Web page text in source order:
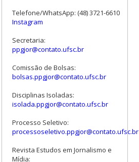
Telefone/WhatsApp: (48) 3721-6610
Instagram
Secretaria:
ppgjor@contato.ufsc.br
Comissão de Bolsas:
bolsas.ppgjor@contato.ufsc.br
Disciplinas Isoladas:
isolada.ppgjor@contato.ufsc.br
Processo Seletivo:
processoseletivo.ppgjor@contato.ufsc.br
Revista Estudos em Jornalismo e
Mídia: